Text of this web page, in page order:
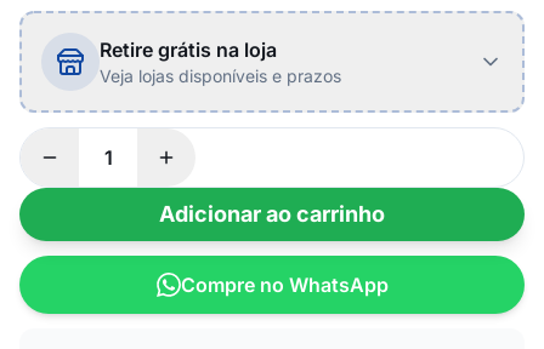
Retire grátis na loja
Veja lojas disponíveis e prazos
Adicionar ao carrinho
Compre no WhatsApp